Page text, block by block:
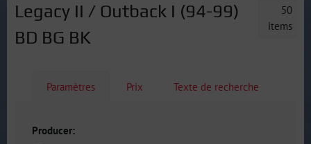
Legacy II / Outback I (94-99)
BD BG BK
50
items
Paramètres Prix Texte de recherche
Producer: